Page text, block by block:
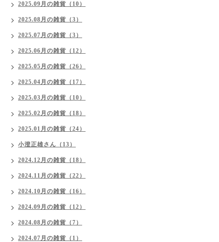
2025.09月の雑貨（10）
2025.08月の雑貨（3）
2025.07月の雑貨（3）
2025.06月の雑貨（12）
2025.05月の雑貨（26）
2025.04月の雑貨（17）
2025.03月の雑貨（10）
2025.02月の雑貨（18）
2025.01月の雑貨（24）
小澄正雄さん（13）
2024.12月の雑貨（18）
2024.11月の雑貨（22）
2024.10月の雑貨（16）
2024.09月の雑貨（12）
2024.08月の雑貨（7）
2024.07月の雑貨（1）